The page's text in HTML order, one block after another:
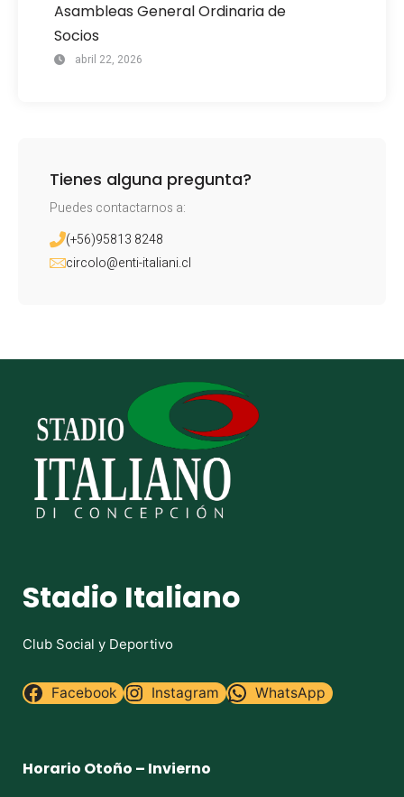
Asambleas General Ordinaria de
Socios
abril 22, 2026
Tienes alguna pregunta?
Puedes contactarnos a:
(+56)95813 8248
circolo@enti-italiani.cl
Stadio Italiano
Club Social y Deportivo
Facebook Instagram WhatsApp
Horario Otoño – Invierno